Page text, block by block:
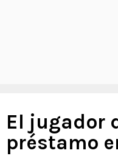
El jugador
préstamo